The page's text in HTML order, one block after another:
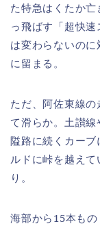
た特急はくたか
っ飛ばす「超快
は変わらないの
に留まる。
ただ、阿佐東線
て滑らか。土讃
隘路に続くカー
ルドに峠を越え
り。
海部から15本も